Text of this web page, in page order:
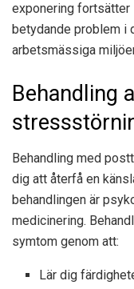
exponering fortsätter
betydande problem i
arbetsmässiga
Behandling
Behandling med
dig att återfå en
behandlingen är
medicinering.
symtom genom att:
Lär dig